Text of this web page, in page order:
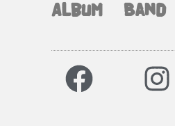
Album Band